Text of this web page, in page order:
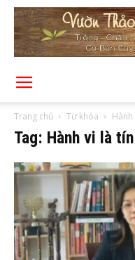
Trang chủ Từ khóa
Tag: Hành vi là